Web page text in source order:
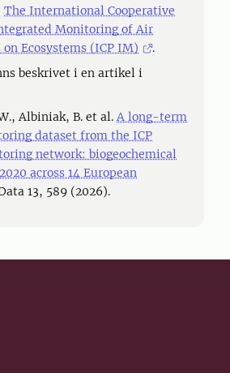
The International Cooperative
Monitoring of Air
Ecosystems (ICP IM)
.
beskrivet i en artikel i
Albiniak, B. et al. A long-term
dataset from the ICP
network: biogeochemical
across 14 European
13, 589 (2026).